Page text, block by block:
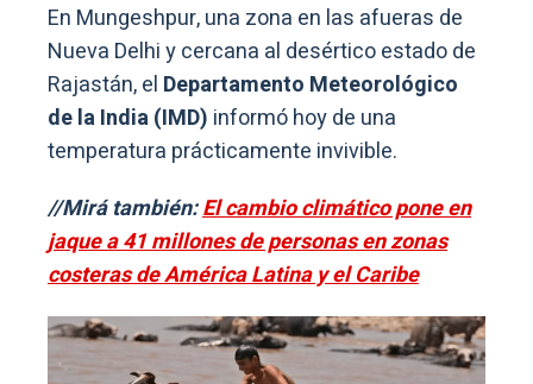
En Mungeshpur, una zona en las afueras de
Nueva Delhi y cercana al desértico estado de
Rajastán, el Departamento Meteorológico
de la India (IMD) informó hoy de una
temperatura prácticamente invivible.
//Mirá también:El cambio climático pone en
jaque a 41 millones de personas en zonas
costeras de América Latina y el Caribe